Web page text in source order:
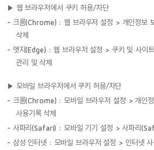
▶ 웹 브라우저에서 쿠키 허용/차단
- 크롬(Chrome) : 웹 브라우저 설정 > 개인정보
삭제
- 엣지(Edge) : 웹 브라우저 설정 > 쿠키 및 사이
관리 및 삭제
▶ 모바일 브라우저에서 쿠키 허용/차단
- 크롬(Chrome) : 모바일 브라우저 설정 > 개인
사용기록 삭제
- 사파리(Safari) : 모바일 기기 설정 > 사파리
- 삼성 인터넷 : 모바일 브라우저 설정 > 인터넷